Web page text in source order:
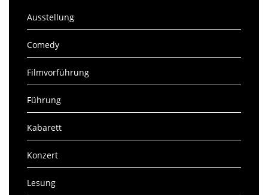
Ausstellung
Comedy
Filmvorführung
Führung
Kabarett
Konzert
Lesung